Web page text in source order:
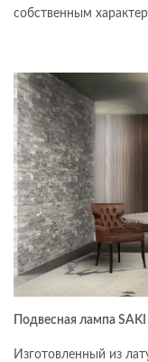
собственным
Подвесная лампа
Изготовленный из